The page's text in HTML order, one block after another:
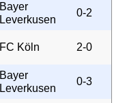
Bayer
Leverkusen
0-2
FC Köln 2-0
Bayer
Leverkusen
0-3